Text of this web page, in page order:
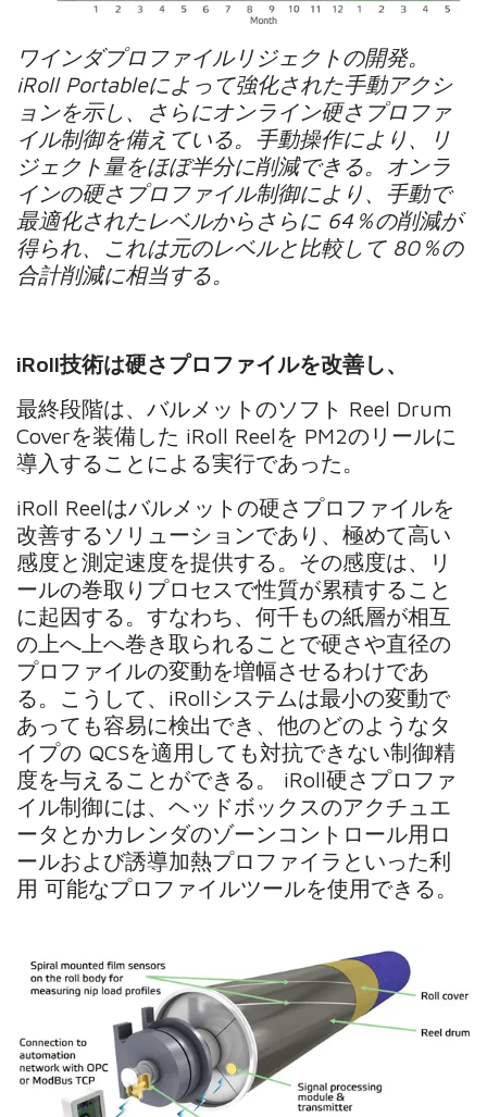
ワインダプロファイルリジェクトの開発。
iRoll Portableによって強化された手動アクシ
ョンを示し、さらにオンライン硬さプロファ
イル制御を備えている。手動操作により、リ
ジェクト量をほぼ半分に削減できる。オンラ
インの硬さプロファイル制御により、手動で
最適化されたレベルからさらに 64％の削減が
得られ、これは元のレベルと比較して 80％の
合計削減に相当する。
iRoll技術は硬さプロファイルを改善し、
最終段階は、バルメットのソフト Reel Drum
Coverを装備した iRoll Reelを PM2のリールに
導入することによる実行であった。
iRoll Reelはバルメットの硬さプロファイルを
改善するソリューションであり、極めて高い
感度と測定速度を提供する。その感度は、リ
ールの巻取りプロセスで性質が累積すること
に起因する。すなわち、何千もの紙層が相互
の上へ上へ巻き取られることで硬さや直径の
プロファイルの変動を増幅させるわけであ
る。こうして、iRollシステムは最小の変動で
あっても容易に検出でき、他のどのようなタ
イプの QCSを適用しても対抗できない制御精
度を与えることができる。 iRoll硬さプロファ
イル制御には、ヘッドボックスのアクチュエ
ータとかカレンダのゾーンコントロール用ロ
ールおよび誘導加熱プロファイラといった利
用 可能なプロファイルツールを使用できる。